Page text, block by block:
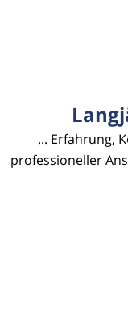
... Erfahrung,
professioneller